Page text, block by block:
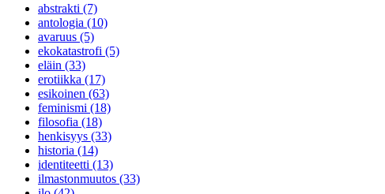
abstrakti (7)
antologia (10)
avaruus (5)
ekokatastrofi (5)
eläin (33)
erotiikka (17)
esikoinen (63)
feminismi (18)
filosofia (18)
henkisyys (33)
historia (14)
identiteetti (13)
ilmastonmuutos (33)